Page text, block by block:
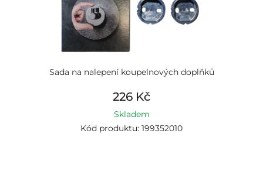
Sada na nalepení koupelnových doplňků
226 Kč
Skladem
Kód produktu: 199352010